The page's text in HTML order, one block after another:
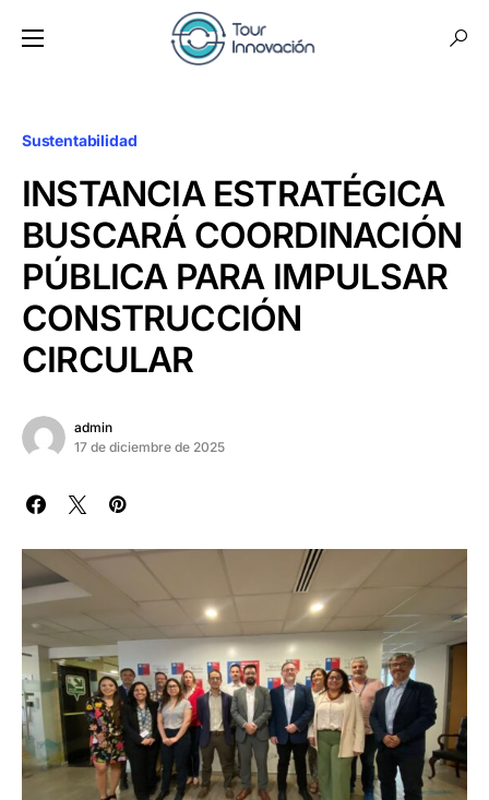
Sustentabilidad
INSTANCIA ESTRATÉGICA
BUSCARÁ COORDINACIÓN
PÚBLICA PARA IMPULSAR
CONSTRUCCIÓN
CIRCULAR
admin
17 de diciembre de 2025